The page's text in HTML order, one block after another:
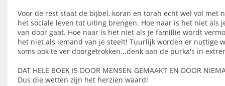
Voor de rest staat de bijbel, koran en torah echt wel vol met
het sociale leven tot uiting brengen. Hoe naar is het niet als
van door gaat. Hoe naar is het niet als je famillie wordt
het niet als iemand van je steelt! Tuurlijk worden er nuttige
soms ook te ver doorgetrokken...denk aan de purka's in
DAT HELE BOEK IS DOOR MENSEN GEMAAKT EN DOOR
Dus die wetten zijn het herzien waard!